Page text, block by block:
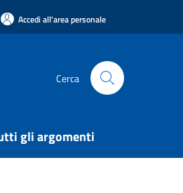
Accedi all'area personale
Cerca
gli argomenti